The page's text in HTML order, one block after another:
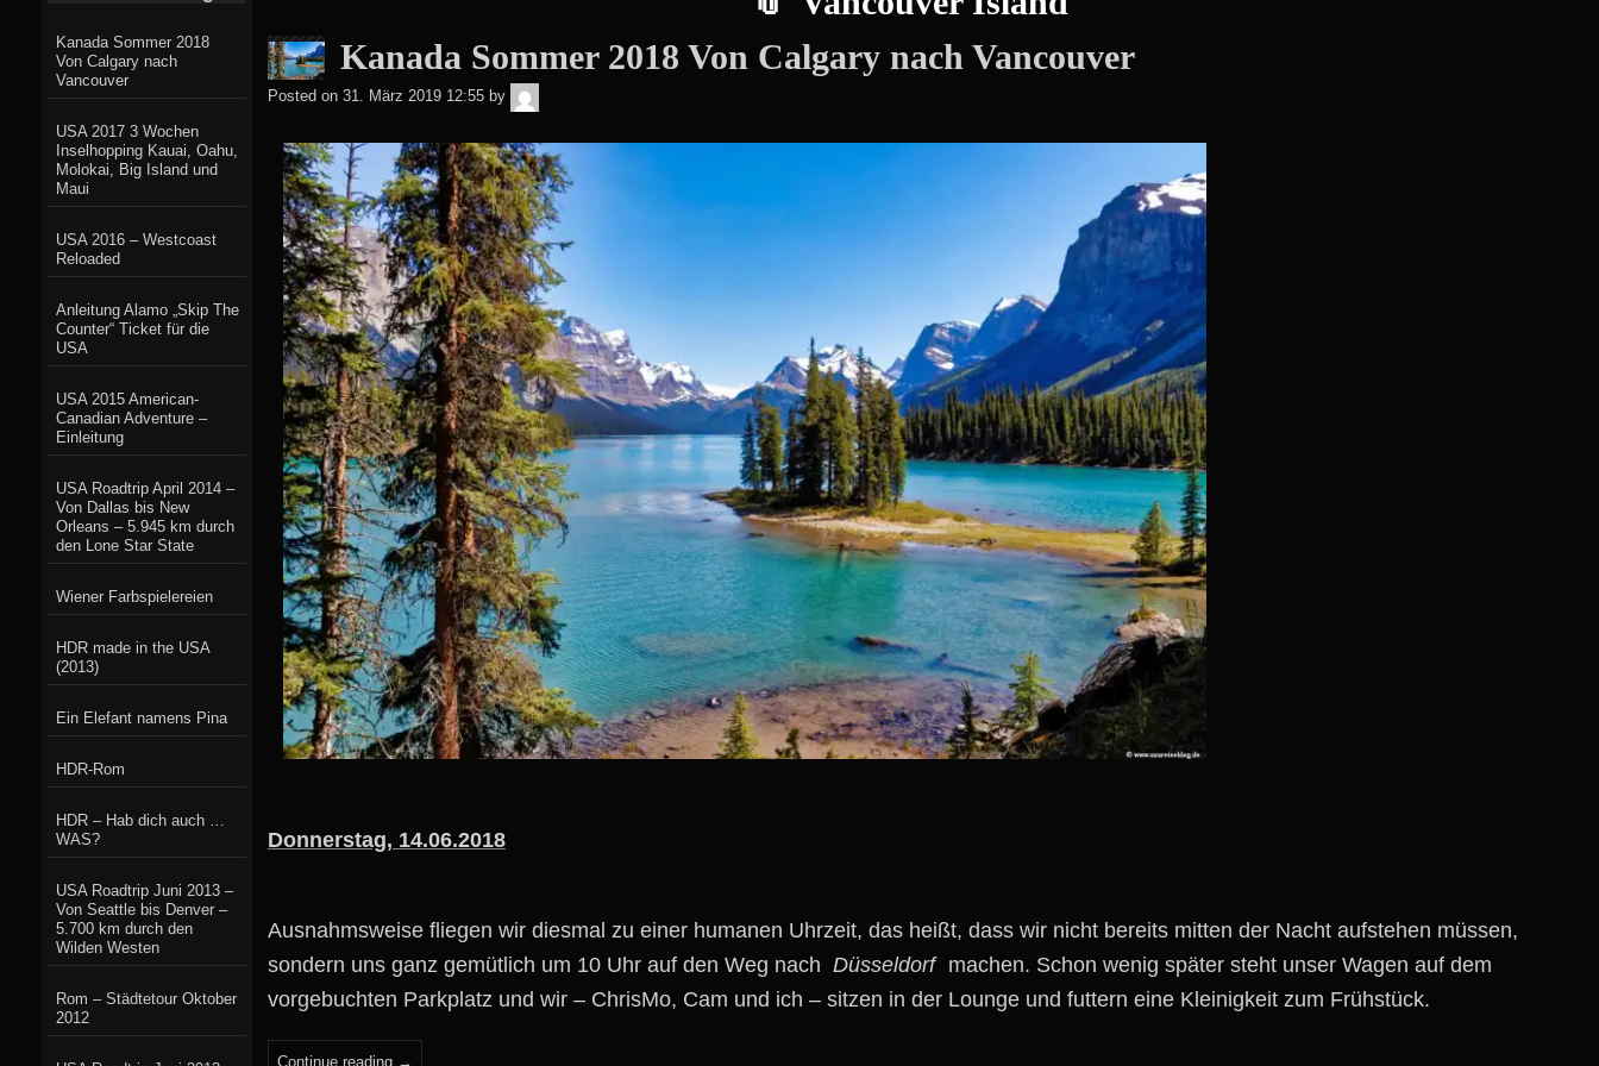
Kanada Sommer 2018 Von Calgary nach Vancouver
Posted on 31. März 2019 12:55 by
Donnerstag, 14.06.2018
Ausnahmsweise fliegen wir diesmal zu einer humanen Uhrzeit, das heißt, dass wir nicht bereits mitten der Nacht aufstehen müssen,
sondern uns ganz gemütlich um 10 Uhr auf den Weg nach Düsseldorf machen. Schon wenig später steht unser Wagen auf dem
vorgebuchten Parkplatz und wir – ChrisMo, Cam und ich – sitzen in der Lounge und futtern eine Kleinigkeit zum Frühstück.
Continue reading →
Kanada Sommer 2018
Von Calgary nach
Vancouver
USA 2017 3 Wochen
Inselhopping Kauai, Oahu,
Molokai, Big Island und
Maui
USA 2016 – Westcoast
Reloaded
Anleitung Alamo „Skip The
Counter“ Ticket für die
USA
USA 2015 American-
Canadian Adventure –
Einleitung
USA Roadtrip April 2014 –
Von Dallas bis New
Orleans – 5.945 km durch
den Lone Star State
Wiener Farbspielereien
HDR made in the USA
(2013)
Ein Elefant namens Pina
HDR-Rom
HDR – Hab dich auch …
WAS?
USA Roadtrip Juni 2013 –
Von Seattle bis Denver –
5.700 km durch den
Wilden Westen
Rom – Städtetour Oktober
2012